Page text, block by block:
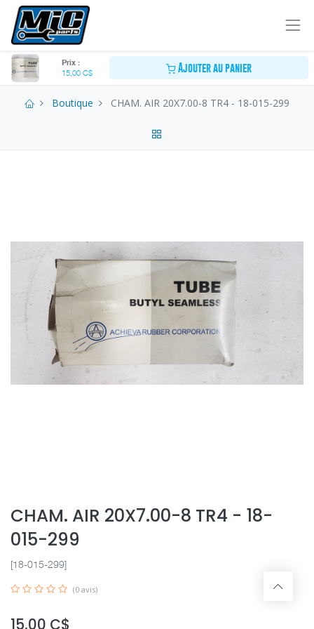
Prix :
15,00 C$ Ajouter au panier
Boutique CHAM. AIR 20X7.00-8 TR4 - 18-015-299
CHAM. AIR 20X7.00-8 TR4 - 18-
015-299
[18-015-299]
(0 avis)
15,00 C$